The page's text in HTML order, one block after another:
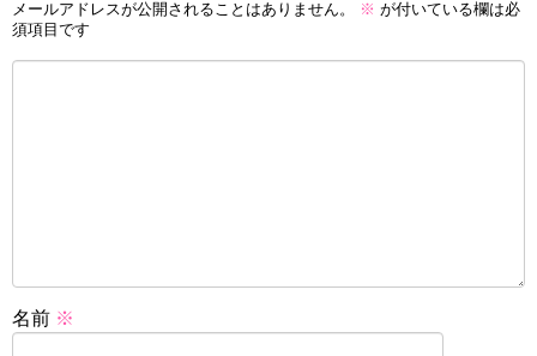
メールアドレスが公開されることはありません。 ※ が付いている欄は必
須項目です
名前 ※